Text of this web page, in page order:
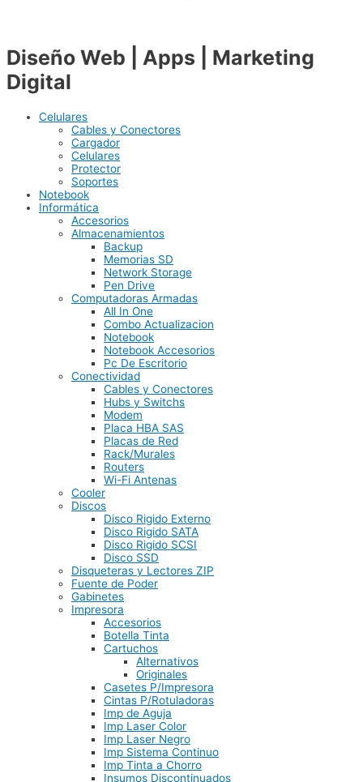
Diseño Web | Apps | Marketing
Digital
Celulares
Cables y Conectores
Cargador
Celulares
Protector
Soportes
Notebook
Informática
Accesorios
Almacenamientos
Backup
Memorias SD
Network Storage
Pen Drive
Computadoras Armadas
All In One
Combo Actualizacion
Notebook
Notebook Accesorios
Pc De Escritorio
Conectividad
Cables y Conectores
Hubs y Switchs
Modem
Placa HBA SAS
Placas de Red
Rack/Murales
Routers
Wi-Fi Antenas
Cooler
Discos
Disco Rigido Externo
Disco Rigido SATA
Disco Rigido SCSI
Disco SSD
Disqueteras y Lectores ZIP
Fuente de Poder
Gabinetes
Impresora
Accesorios
Botella Tinta
Cartuchos
Alternativos
Originales
Casetes P/Impresora
Cintas P/Rotuladoras
Imp de Aguja
Imp Laser Color
Imp Laser Negro
Imp Sistema Continuo
Imp Tinta a Chorro
Insumos Discontinuados